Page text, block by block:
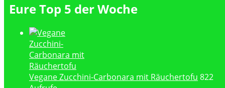
Eure Top 5 der Woche
Vegane Zucchini-Carbonara mit Räuchertofu 822